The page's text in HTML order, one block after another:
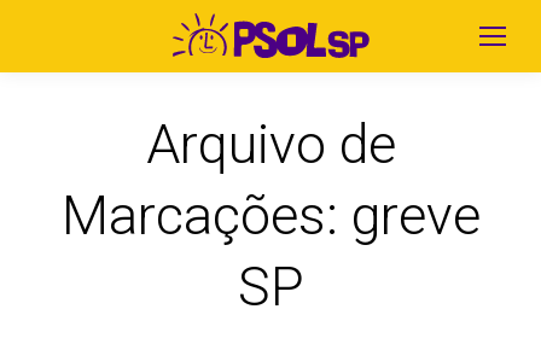
Arquivo de
Marcações: greve
SP